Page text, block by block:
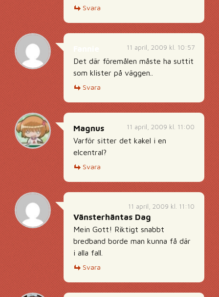
Svara
11 april, 2009 kl. 10:57
Det där föremålen måste ha suttit
som klister på väggen..
Svara
11 april, 2009 kl. 11:00
Magnus
Varför sitter det kakel i en
elcentral?
Svara
11 april, 2009 kl. 11:10
Vänsterhäntas Dag
Mein Gott! Riktigt snabbt
bredband borde man kunna få där
i alla fall.
Svara